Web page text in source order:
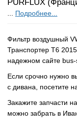
PURFLUX
Подробнее...
Фильтр воздушный
Транспортер Т6
надежном сайте bus-
Если срочно нужно
с дивана, посетите
Закажите запчасти
можно забрать в